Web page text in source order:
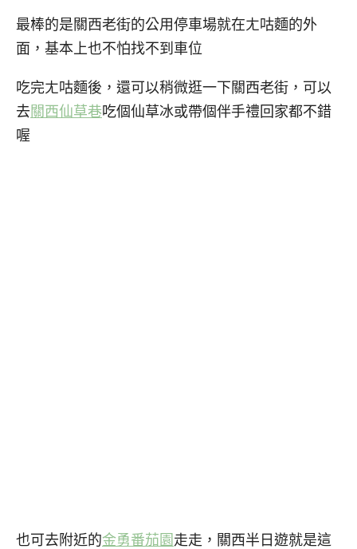
最棒的是關西老街的公用停車場就在ㄤ咕麵的外
面，基本上也不怕找不到車位
吃完ㄤ咕麵後，還可以稍微逛一下關西老街，可以
去關西仙草巷吃個仙草冰或帶個伴手禮回家都不錯
喔
也可去附近的金勇番茄園 走走，關西半日遊就是這